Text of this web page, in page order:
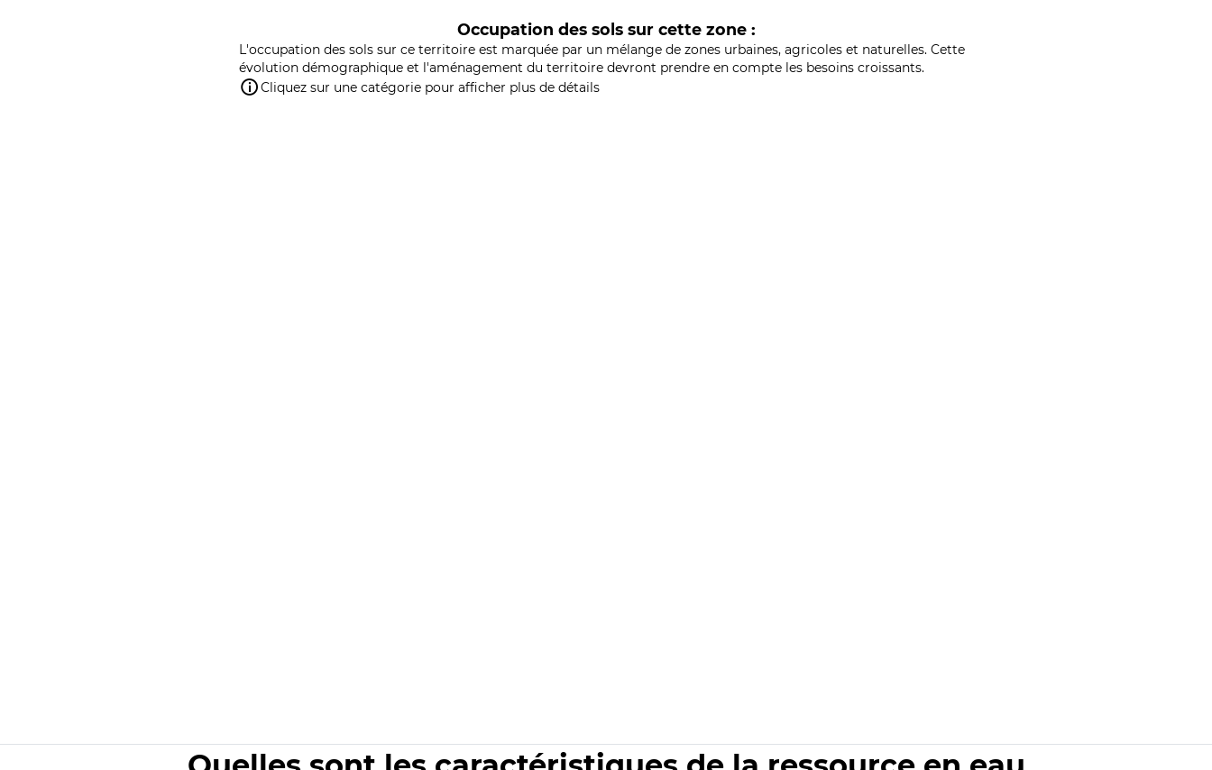
Occupation des sols sur cette zone :
L'occupation des sols sur ce territoire est marquée par un mélange de zones urbaines, agricoles et naturelles. Cette
évolution démographique et l'aménagement du territoire devront prendre en compte les besoins croissants.
Cliquez sur une catégorie pour afficher plus de détails